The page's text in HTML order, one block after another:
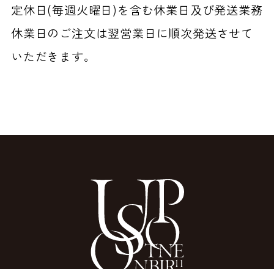
定休日(毎週火曜日)を含む休業日及び発送業務
休業日のご注文は翌営業日に順次発送させて
いただきます。